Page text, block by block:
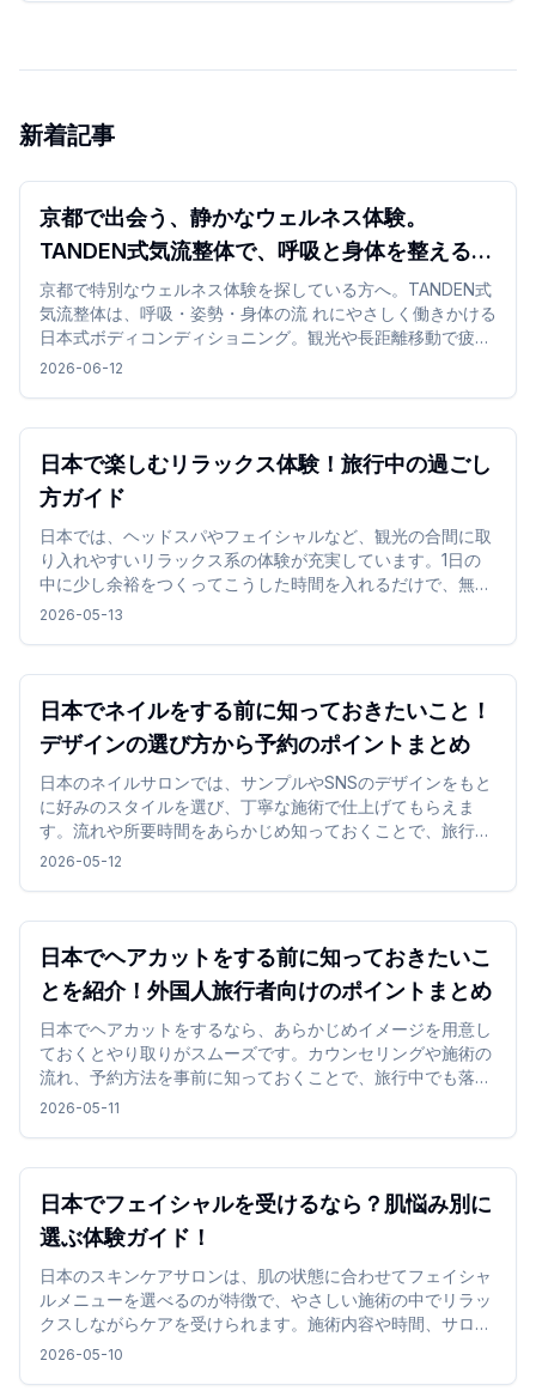
新着記事
京都で出会う、静かなウェルネス体験。
TANDEN式気流整体で、呼吸と身体を整える時
間 を
京都で特別なウェルネス体験を探している方へ。TANDEN式
気流整体は、呼吸・姿勢・身体の流 れにやさしく働きかける
日本式ボディコンディショニング。観光や長距離移動で疲れ
た身体を、静 かな和の空間で整える特別な体験です。
2026-06-12
日本で楽しむリラックス体験！旅行中の過ごし
方ガイド
日本では、ヘッドスパやフェイシャルなど、観光の合間に取
り入れやすいリラックス系の体験が充実しています。1日の
中に少し余裕をつくってこうした時間を入れるだけで、無理
なく気分を切り替えながら旅行を楽しめます。
2026-05-13
日本でネイルをする前に知っておきたいこと！
デザインの選び方から予約のポイントまとめ
日本のネイルサロンでは、サンプルやSNSのデザインをもと
に好みのスタイルを選び、丁寧な施術で仕上げてもらえま
す。流れや所要時間をあらかじめ知っておくことで、旅行中
でも無理なくネイル体験を楽しめます。
2026-05-12
日本でヘアカットをする前に知っておきたいこ
とを紹介！外国人旅行者向けのポイントまとめ
日本でヘアカットをするなら、あらかじめイメージを用意し
ておくとやり取りがスムーズです。カウンセリングや施術の
流れ、予約方法を事前に知っておくことで、旅行中でも落ち
着いて利用しやすくなります。
2026-05-11
日本でフェイシャルを受けるなら？肌悩み別に
選ぶ体験ガイド！
日本のスキンケアサロンは、肌の状態に合わせてフェイシャ
ルメニューを選べるのが特徴で、やさしい施術の中でリラッ
クスしながらケアを受けられます。施術内容や時間、サロン
の雰囲気を確認して選ぶことで、旅行中でも無理なく取り入
2026-05-10